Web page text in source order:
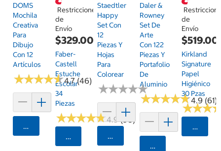
DOMS
Mochila
Creativa
Para
Dibujo
Con 12
Artículos
★★★★★
★★★★★4.7 (46)
Agregar
Restricciones
de
Envío
$329.00
Faber-
Castell
Estuche
Escolar
34
Piezas
★★★★★
★★★★★4.9 (98)
Seleccionar Código Postal
Staedtler
Happy
Set Con
12
Piezas Y
Hojas
Para
Colorear
★★★★★
★★★★★
Agregar
Daler &
Rowney
Set De
Arte
Con 122
Piezas Y
Portafolio
De
Aluminio
★★★★★
★★★★★4.9 (61)
Agregar
de
Envío
$519.00
Kirkland
Signature
Papel
Higiénico
30 Pzas
★★★
★★★